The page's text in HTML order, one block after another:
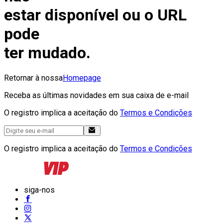
estar disponível ou o URL
pode
ter mudado.
Retornar à nossaHomepage
Receba as últimas novidades em sua caixa de e-mail
O registro implica a aceitação do Termos e Condições
O registro implica a aceitação do Termos e Condições
siga-nos